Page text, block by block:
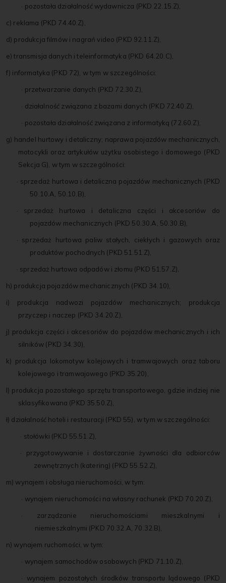
· pozostała działalność wydawnicza (PKD 22.15.Z),
c) reklama (PKD 74.40.Z),
d) produkcja filmów i nagrań video (PKD 92.11.Z),
e) transmisja danych i teleinformatyka (PKD 64.20.C),
f) informatyka (PKD 72), w tym w szczególności:
· przetwarzanie danych (PKD 72.30.Z),
· działalność związana z bazami danych (PKD 72.40.Z),
· pozostała działalność związana z informatyką (72.60.Z),
g) handel hurtowy i detaliczny; naprawa pojazdów mechanicznych,
motocykli oraz artykułów użytku osobistego i domowego (PKD
Sekcja G), w tym w szczególności:
· sprzedaż hurtowa i detaliczna pojazdów mechanicznych (PKD
50.10.A, 50.10.B),
· sprzedaż hurtowa i detaliczna części i akcesoriów do
pojazdów mechanicznych (PKD 50.30.A, 50.30.B),
· sprzedaż hurtowa paliw stałych, ciekłych i gazowych oraz
produktów pochodnych (PKD 51.51.Z),
· sprzedaż hurtowa odpadów i złomu (PKD 51.57.Z),
h) produkcja pojazdów mechanicznych (PKD 34.10),
i) produkcja nadwozi pojazdów mechanicznych; produkcja
przyczep i naczep (PKD 34.20.Z),
j) produkcja części i akcesoriów do pojazdów mechanicznych i ich
silników (PKD 34.30),
k) produkcja lokomotyw kolejowych i tramwajowych oraz taboru
kolejowego i tramwajowego (PKD 35.20),
l) produkcja pozostałego sprzętu transportowego, gdzie indziej nie
sklasyfikowana (PKD 35.50.Z),
ł) działalność hoteli i restauracji (PKD 55), w tym w szczególności:
· stołówki (PKD 55.51.Z),
· przygotowywanie i dostarczanie żywności dla odbiorców
zewnętrznych (katering) (PKD 55.52.Z),
m) wynajem i obsługa nieruchomości, w tym:
· wynajem nieruchomości na własny rachunek (PKD 70.20.Z),
· zarządzanie nieruchomościami mieszkalnymi i
niemieszkalnymi (PKD 70.32.A, 70.32.B),
n) wynajem ruchomości, w tym:
· wynajem samochodów osobowych (PKD 71.10.Z),
· wynajem pozostałych środków transportu lądowego (PKD